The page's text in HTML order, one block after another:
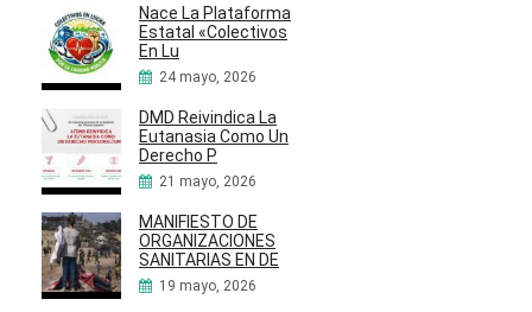
Nace La Plataforma
Estatal «Colectivos
En Lu
24 mayo, 2026
DMD Reivindica La
Eutanasia Como Un
Derecho P
21 mayo, 2026
MANIFIESTO DE
ORGANIZACIONES
SANITARIAS EN DE
19 mayo, 2026